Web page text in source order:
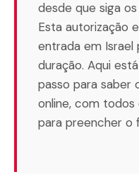
desde que siga
Esta autorização
entrada em Israel
duração. Aqui
passo para saber
online, com todos
para preencher o